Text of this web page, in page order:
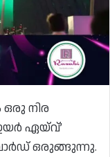
നിര
ഏയ്‌വ്’
ഒരുങ്ങുന്നു.